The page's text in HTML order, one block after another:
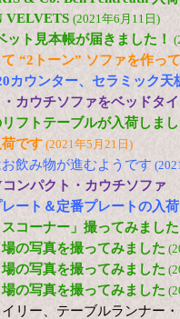
VELVETS (2021年6月11日)
ト見本帳が届きました！
“2トーン” ソファを作っ
カウンター、セラミック天
カウチソファをベッドタ
フトテーブルが入荷しま
です (2021年5月21日)
飲み物が進むようです
コンパクト・カウチソファ
ート＆定番プレートの入
コーナー」撮ってみました
の写真を撮ってみました
の写真を撮ってみました
の写真を撮ってみました
リー、テーブルランナー